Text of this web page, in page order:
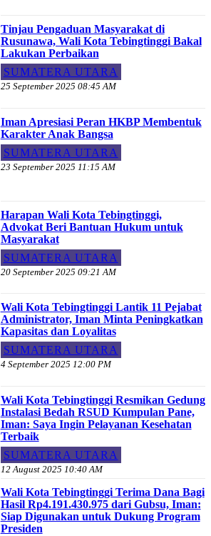
Tinjau Pengaduan Masyarakat di
Rusunawa, Wali Kota Tebingtinggi Bakal
Lakukan Perbaikan
SUMATERA UTARA
25 September 2025 08:45 AM
Iman Apresiasi Peran HKBP Membentuk
Karakter Anak Bangsa
SUMATERA UTARA
23 September 2025 11:15 AM
Harapan Wali Kota Tebingtinggi,
Advokat Beri Bantuan Hukum untuk
Masyarakat
SUMATERA UTARA
20 September 2025 09:21 AM
Wali Kota Tebingtinggi Lantik 11 Pejabat
Administrator, Iman Minta Peningkatkan
Kapasitas dan Loyalitas
SUMATERA UTARA
4 September 2025 12:00 PM
Wali Kota Tebingtinggi Resmikan Gedung
Instalasi Bedah RSUD Kumpulan Pane,
Iman: Saya Ingin Pelayanan Kesehatan
Terbaik
SUMATERA UTARA
12 August 2025 10:40 AM
Wali Kota Tebingtinggi Terima Dana Bagi
Hasil Rp4.191.430.975 dari Gubsu, Iman:
Siap Digunakan untuk Dukung Program
Presiden